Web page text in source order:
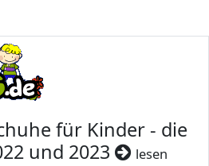
für Kinder - die
und 2023
lesen